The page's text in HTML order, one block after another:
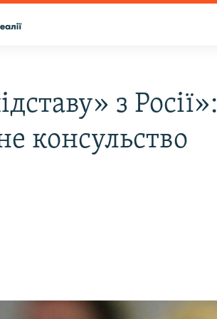
з Росії»:
консульство